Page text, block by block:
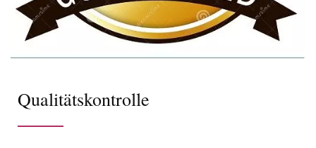
Qualitätskontrolle